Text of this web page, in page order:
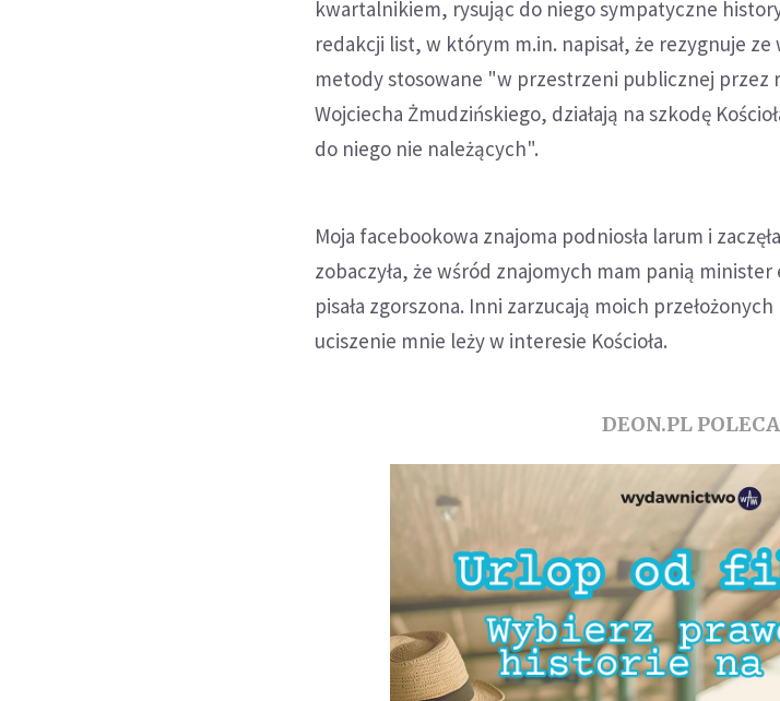
kwartalnikiem, rysując do niego sympatyczne
redakcji list, w którym m.in. napisał, że rezygnuje ze
metody stosowane "w przestrzeni publicznej przez
Wojciecha Żmudzińskiego, działają na szkodę
do niego nie należących".
Moja facebookowa znajoma podniosła larum i
zobaczyła, że wśród znajomych mam panią
pisała zgorszona. Inni zarzucają moich
uciszenie mnie leży w interesie Kościoła.
DEON.PL POLECA